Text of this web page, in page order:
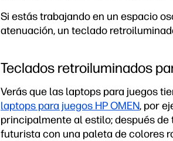
Si estás trabajando en un espacio
atenuación, un teclado
Teclados retroiluminados
Verás que las laptops para juegos
laptops para juegos HP OMEN, por
principalmente al estilo; después de
futurista con una paleta de colores